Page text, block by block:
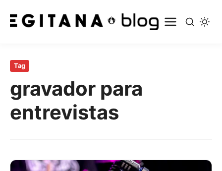
para
conteúdo
principal
Tag
gravador para
entrevistas